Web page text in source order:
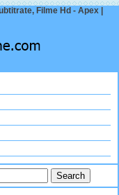
Filme Hd - Apex |